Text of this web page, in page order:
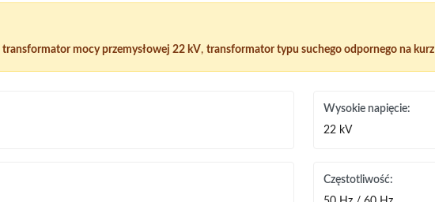
transformator mocy przemysłowej 22 kV, transformator typu suchego odpornego na kurz
Wysokie napięcie:
22 kV
Częstotliwość: